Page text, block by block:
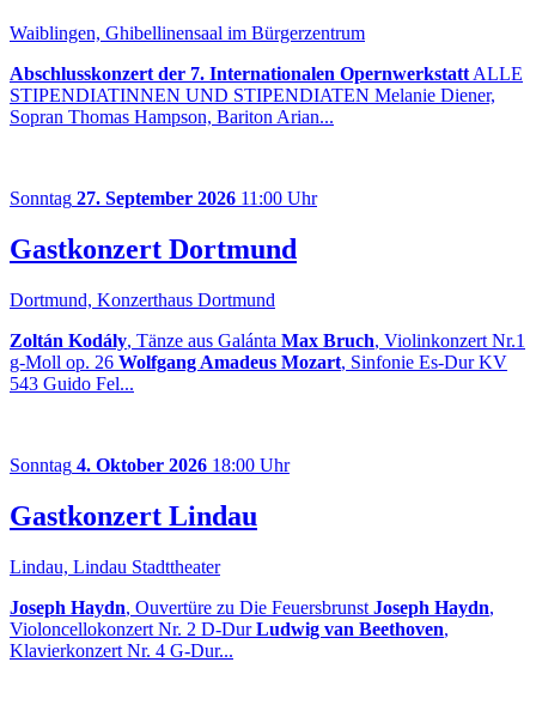
Waiblingen, Ghibellinensaal im Bürgerzentrum
Abschlusskonzert der 7. Internationalen OpernwerkstattALLE
STIPENDIATINNEN UND STIPENDIATEN Melanie Diener,
Sopran Thomas Hampson, Bariton Arian...
Sonntag 27. September 2026 11:00 Uhr
Gastkonzert Dortmund
Dortmund, Konzerthaus Dortmund
Zoltán Kodály, Tänze aus Galánta Max Bruch, Violinkonzert Nr.1
g-Moll op. 26 Wolfgang Amadeus Mozart, Sinfonie Es-Dur KV
543 Guido Fel...
Sonntag 4. Oktober 2026 18:00 Uhr
Gastkonzert Lindau
Lindau, Lindau Stadttheater
Joseph Haydn, Ouvertüre zu Die Feuersbrunst Joseph Haydn,
Violoncellokonzert Nr. 2 D-DurLudwig van Beethoven,
Klavierkonzert Nr. 4 G-Dur...